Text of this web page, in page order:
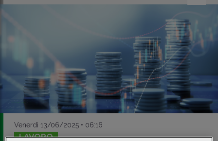
Venerdì 13/06/2025 • 06:16
LAVORO